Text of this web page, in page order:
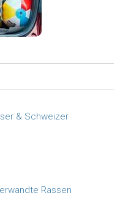
& Schweizer
Rassen